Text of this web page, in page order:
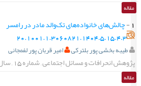
مقاله
-چالش‌های خانواده‌های تک‌والد مادر در رامسر
20.1001.1.3060821.1404.5.15.4.3
طیبه بخشی پور بلترکی امیر قربان پور لفمجانی
پژوهش انحرافات و مسائل اجتماعی,شماره15 سال
مقاله